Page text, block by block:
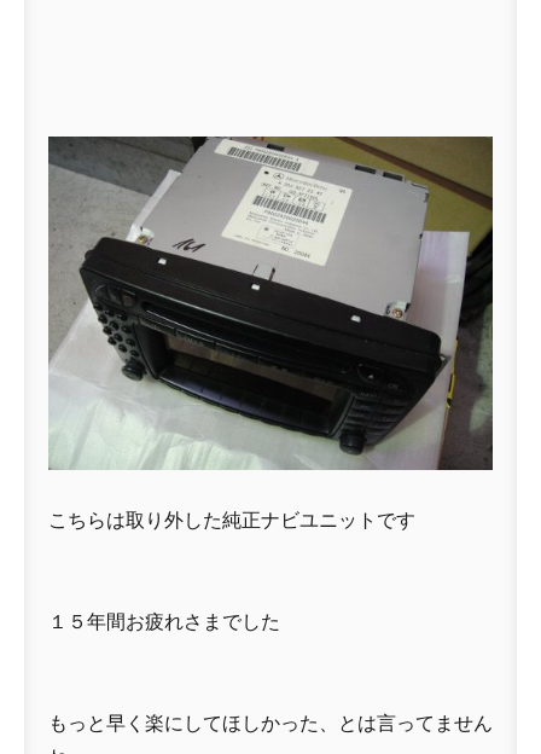
こちらは取り外した純正ナビユニットです
１５年間お疲れさまでした
もっと早く楽にしてほしかった、とは言ってません